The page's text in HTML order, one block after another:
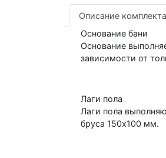
Описание
Основание бани
Основание
зависимости от
Лаги пола
Лаги пола
бруса 150х100 мм.